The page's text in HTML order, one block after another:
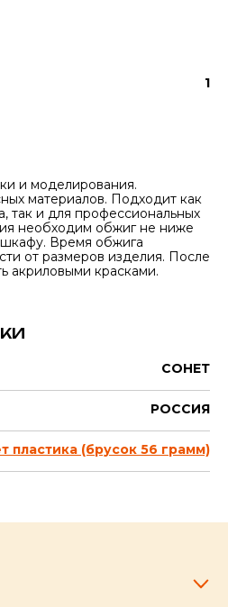
1
и моделирования.
материалов. Подходит как
так и для профессиональных
необходим обжиг не ниже
шкафу. Время обжига
от размеров изделия. После
акриловыми красками.
СОНЕТ
РОССИЯ
пластика (брусок 56 грамм)